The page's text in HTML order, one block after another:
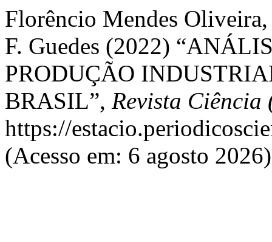
Florêncio Mendes
F. Guedes (2022)
PRODUÇÃO
BRASIL”, Revista Ciência
https://
(Acesso em: 6 agosto